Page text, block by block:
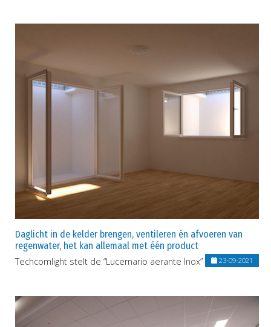
Daglicht in de kelder brengen, ventileren én afvoeren van
regenwater, het kan allemaal met één product
Techcomlight stelt de “Lucernario aerante Inox” voor23-09-2021